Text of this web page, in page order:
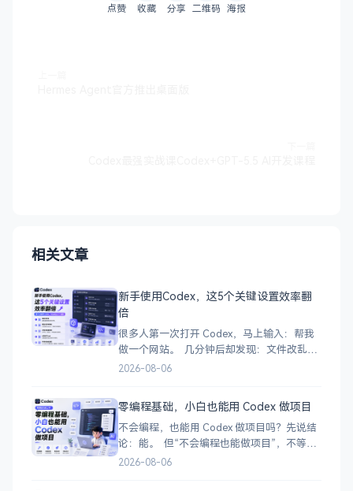
点赞 收藏 分享 二维码 海报
相关文章
新手使用Codex，这5个关键设置效率翻
倍
很多人第一次打开 Codex，马上输入：帮我
做一个网站。 几分钟后却发现：文件改乱
了、依赖装错了、运行不了，甚至不知道
里工作、可以做什么、不能做什么，以及怎
样才算完成。 所以，在正式干
2026-08-06
零编程基础，小白也能用 Codex 做项目
不会编程，也能用 Codex 做项目吗？先说结
论：能。 但“不会编程也能做项目”，不等
于：输入一句话，Codex 就会自动生成一个
2026-08-06